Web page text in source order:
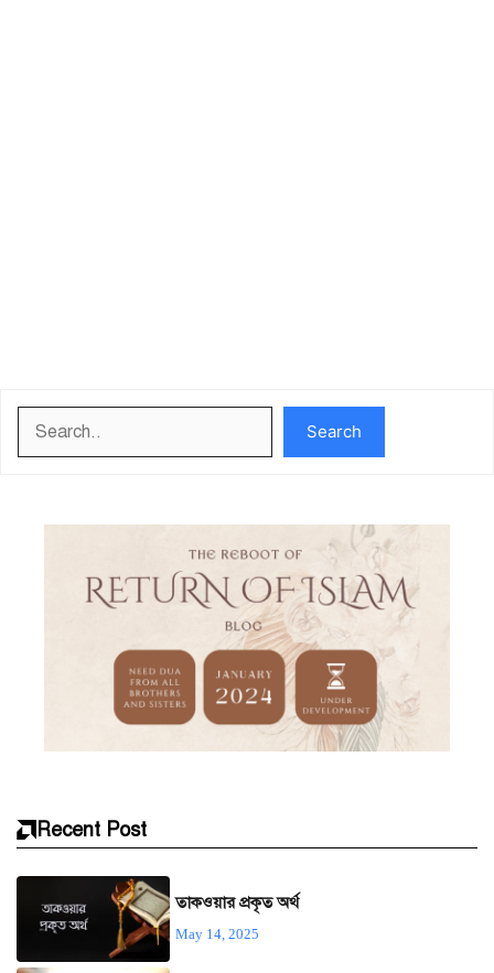
Search
Recent Post
তাকওয়ার প্রকৃত অর্থ
May 14, 2025